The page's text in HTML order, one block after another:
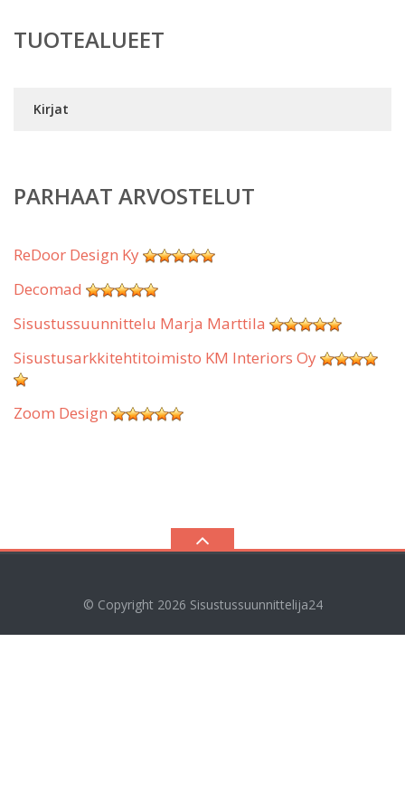
TUOTEALUEET
Kirjat
PARHAAT ARVOSTELUT
ReDoor Design Ky
Decomad
Sisustussuunnittelu Marja Marttila
Sisustusarkkitehtitoimisto KM Interiors Oy
Zoom Design
© Copyright 2026 Sisustussuunnittelija24